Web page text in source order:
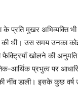
मुखर अभिव्यक्ति भी
की थी। उस समय उनका
खोलने की
आर्थिक प्रभुत्व पर
नींव डाली। इसके कुछ वर्ष